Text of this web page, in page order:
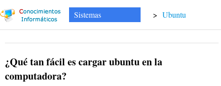
Sistemas > Ubuntu
¿Qué tan fácil es cargar ubuntu en la
computadora?